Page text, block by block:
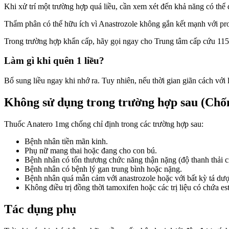
Khi xử trí một trường hợp quá liều, cần xem xét đến khả năng có
Thẩm phân có thể hữu ích vì Anastrozole không gắn kết mạnh với
Trong trường hợp khẩn cấp, hãy gọi ngay cho Trung tâm cấp cứu
Làm gì khi quên 1 liều?
Bổ sung liều ngay khi nhớ ra. Tuy nhiên, nếu thời gian giãn cách
Không sử dụng trong trường hợp sau
Thuốc Anatero 1mg chống chỉ định trong các trường hợp sau:
Bệnh nhân tiền mãn kinh.
Phụ nữ mang thai hoặc đang cho con bú.
Bệnh nhân có tổn thương chức năng thận nặng (độ thanh thải
Bệnh nhân có bệnh lý gan trung bình hoặc nặng.
Bệnh nhân quá mẫn cảm với anastrozole hoặc với bất kỳ tá
Không điều trị đồng thời tamoxifen hoặc các trị liệu có chứa
Tác dụng phụ